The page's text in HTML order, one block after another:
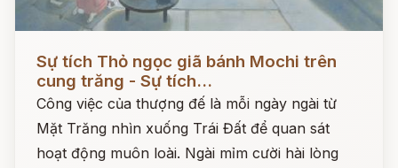
Sự tích Thỏ ngọc giã bánh Mochi trên
cung trăng - Sự tích...
Công việc của thượng đế là mỗi ngày ngài từ
Mặt Trăng nhìn xuống Trái Đất để quan sát
hoạt động muôn loài. Ngài mỉm cười hài lòng